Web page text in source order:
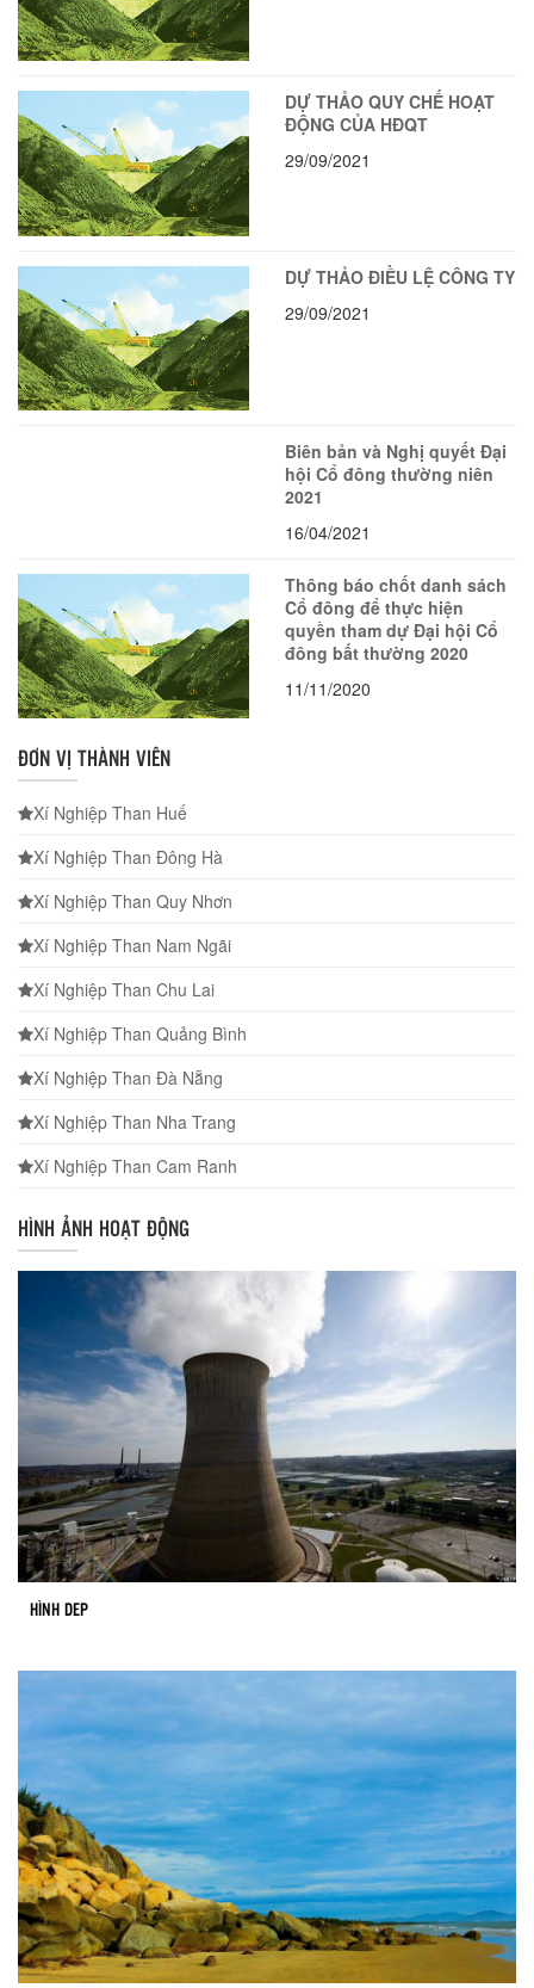
DỰ THẢO QUY CHẾ HOẠT
ĐỘNG CỦA HĐQT
29/09/2021
DỰ THẢO ĐIỀU LỆ CÔNG TY
29/09/2021
Biên bản và Nghị quyết Đại
hội Cổ đông thường niên
2021
16/04/2021
Thông báo chốt danh sách
Cổ đông để thực hiện
quyền tham dự Đại hội Cổ
đông bất thường 2020
11/11/2020
ĐƠN VỊ THÀNH VIÊN
Xí Nghiệp Than Huế
Xí Nghiệp Than Đông Hà
Xí Nghiệp Than Quy Nhơn
Xí Nghiệp Than Nam Ngãi
Xí Nghiệp Than Chu Lai
Xí Nghiệp Than Quảng Bình
Xí Nghiệp Than Đà Nẵng
Xí Nghiệp Than Nha Trang
Xí Nghiệp Than Cam Ranh
HÌNH ẢNH HOẠT ĐỘNG
HÌNH DEP